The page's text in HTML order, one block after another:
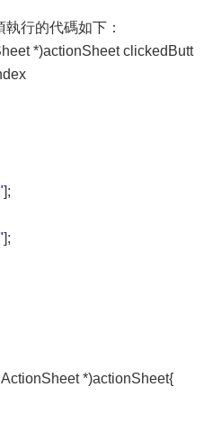
行的代碼如下：
*)actionSheet clickedButt
];
];
*)actionSheet{